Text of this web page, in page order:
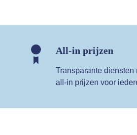
All-in prijzen
Transparante diensten
all-in prijzen voor